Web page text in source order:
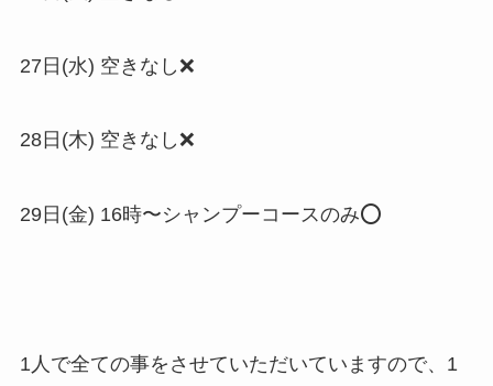
27日(水) 空きなし❌
28日(木) 空きなし❌
29日(金) 16時〜シャンプーコースのみ⭕️
1人で全ての事をさせていただいていますので、1